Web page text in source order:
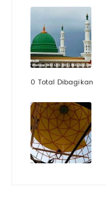
0 Total Dibagikan